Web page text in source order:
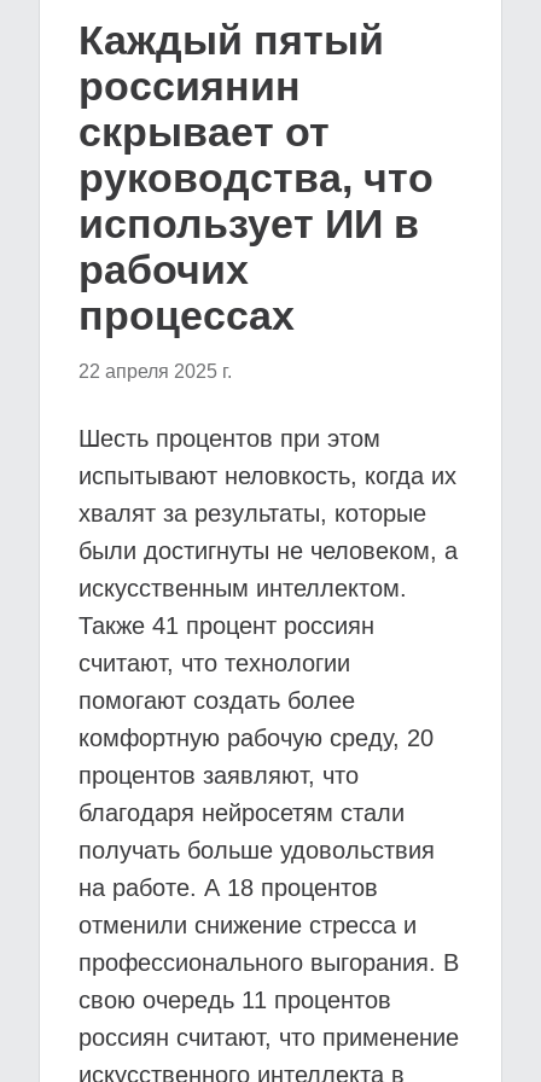
Каждый пятый
россиянин
скрывает от
руководства, что
использует ИИ в
рабочих
процессах
22 апреля 2025 г.
Шесть процентов при этом
испытывают неловкость, когда их
хвалят за результаты, которые
были достигнуты не человеком, а
искусственным интеллектом.
Также 41 процент россиян
считают, что технологии
помогают создать более
комфортную рабочую среду, 20
процентов заявляют, что
благодаря нейросетям стали
получать больше удовольствия
на работе. А 18 процентов
отменили снижение стресса и
профессионального выгорания. В
свою очередь 11 процентов
россиян считают, что применение
искусственного интеллекта в